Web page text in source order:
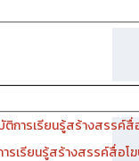
การเรียนรู้สร้างสรรค์